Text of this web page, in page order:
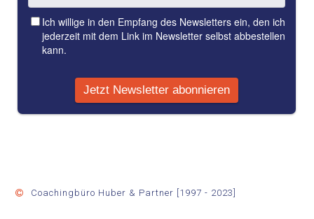
Coachingbüro Huber & Partner [1997 - 2023]